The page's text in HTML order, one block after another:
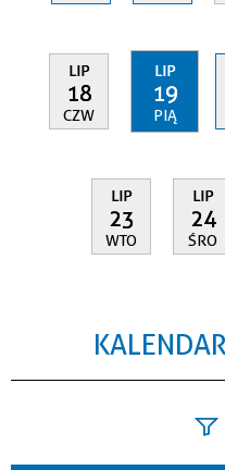
LIP
18
CZW
LIP
19
PIĄ
LIP
23
WTO
LIP
24
ŚRO